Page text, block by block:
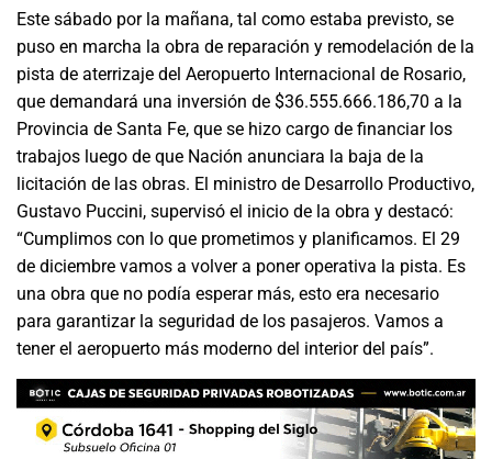
Este sábado por la mañana, tal como estaba previsto, se
puso en marcha la obra de reparación y remodelación de la
pista de aterrizaje del Aeropuerto Internacional de Rosario,
que demandará una inversión de $36.555.666.186,70 a la
Provincia de Santa Fe, que se hizo cargo de financiar los
trabajos luego de que Nación anunciara la baja de la
licitación de las obras. El ministro de Desarrollo Productivo,
Gustavo Puccini, supervisó el inicio de la obra y destacó:
“Cumplimos con lo que prometimos y planificamos. El 29
de diciembre vamos a volver a poner operativa la pista. Es
una obra que no podía esperar más, esto era necesario
para garantizar la seguridad de los pasajeros. Vamos a
tener el aeropuerto más moderno del interior del país”.